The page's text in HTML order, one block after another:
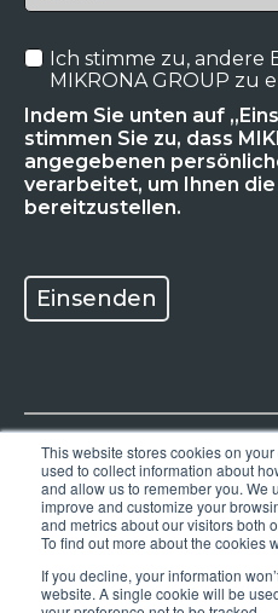
This website stores cookies on
used to collect information about
and allow us to remember you. We
improve and customize your
and metrics about our visitors both
To find out more about the cookies
If you decline, your information
website. A single cookie will be
Ich stimme zu, andere
MIKRONA GROUP zu
Indem Sie unten auf
stimmen Sie zu, dass
angegebenen
verarbeitet, um Ihnen
bereitzustellen.
Datenschutzerklärung
AGB
AEB